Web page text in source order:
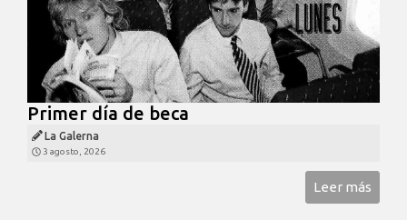
Primer día de beca
La Galerna
3 agosto, 2026
Leer más